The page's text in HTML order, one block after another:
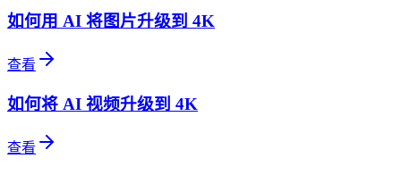
如何用 AI 将图片升级到 4K
查看
如何将 AI 视频升级到 4K
查看